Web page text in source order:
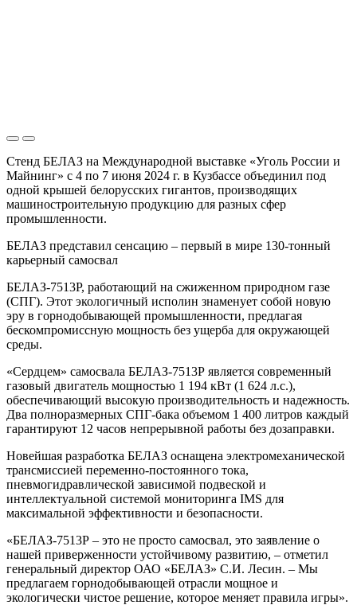
Стенд БЕЛАЗ на Международной выставке «Уголь России и
Майнинг» с 4 по 7 июня 2024 г. в Кузбассе объединил под
одной крышей белорусских гигантов, производящих
машиностроительную продукцию для разных сфер
промышленности.
БЕЛАЗ представил сенсацию – первый в мире 130-тонный
карьерный самосвал
БЕЛАЗ-7513Р, работающий на сжиженном природном газе
(СПГ). Этот экологичный исполин знаменует собой новую
эру в горнодобывающей промышленности, предлагая
бескомпромиссную мощность без ущерба для окружающей
среды.
«Сердцем» самосвала БЕЛАЗ-7513Р является современный
газовый двигатель мощностью 1 194 кВт (1 624 л.с.),
обеспечивающий высокую производительность и надежность.
Два полноразмерных СПГ-бака объемом 1 400 литров каждый
гарантируют 12 часов непрерывной работы без дозаправки.
Новейшая разработка БЕЛАЗ оснащена электромеханической
трансмиссией переменно-постоянного тока,
пневмогидравлической зависимой подвеской и
интеллектуальной системой мониторинга IMS для
максимальной эффективности и безопасности.
«БЕЛАЗ-7513Р – это не просто самосвал, это заявление о
нашей приверженности устойчивому развитию, – отметил
генеральный директор ОАО «БЕЛАЗ» С.И. Лесин. – Мы
предлагаем горнодобывающей отрасли мощное и
экологически чистое решение, которое меняет правила игры».